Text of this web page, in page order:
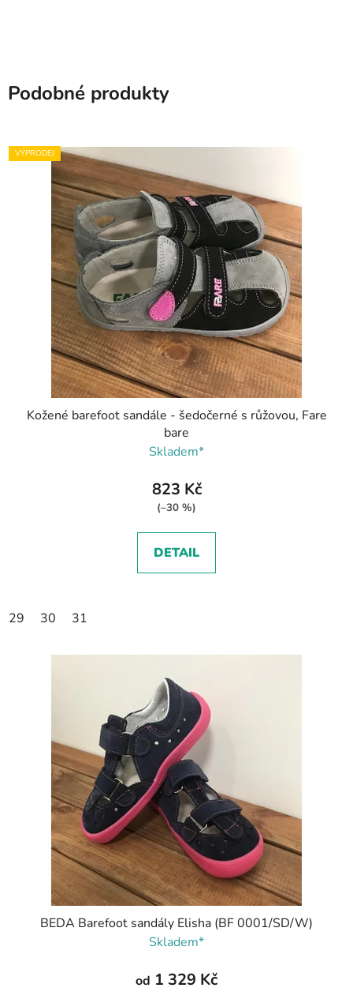
Podobné produkty
VÝPRODEJ
Kožené barefoot sandále - šedočerné s růžovou, Fare
bare
Skladem*
823 Kč
(–30 %)
DETAIL
29 30 31
BEDA Barefoot sandály Elisha (BF 0001/SD/W)
Skladem*
od 1 329 Kč